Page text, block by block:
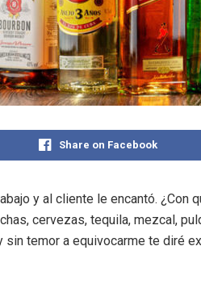
Share on Facebook
y al cliente le encantó. ¿Con
cervezas, tequila, mezcal,
temor a equivocarme te diré